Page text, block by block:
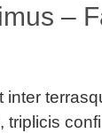
–
inter